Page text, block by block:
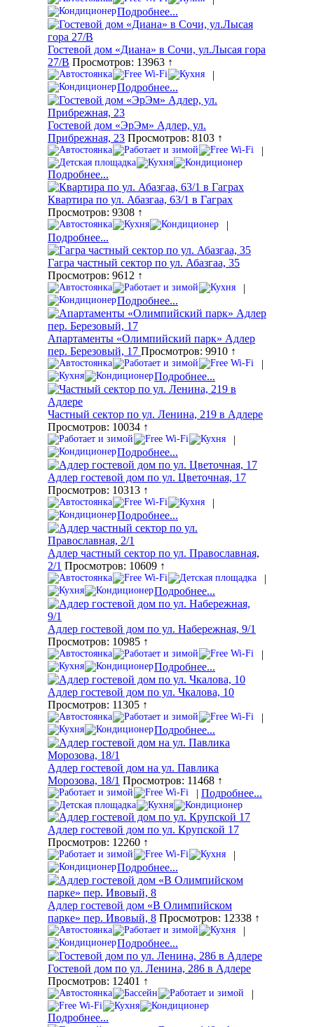
Подробнее...
Гостевой дом «Диана» в Сочи, ул.Лысая гора
27/В Просмотров: 13963 ↑
|
Подробнее...
Гостевой дом «ЭрЭм» Адлер, ул.
Прибрежная, 23 Просмотров: 8103 ↑
|
Подробнее...
Квартира по ул. Абазгаа, 63/1 в Гаграх
Просмотров: 9308 ↑
|
Подробнее...
Гагра частный сектор по ул. Абазгаа, 35
Просмотров: 9612 ↑
|
Подробнее...
Апартаменты «Олимпийский парк» Адлер
пер. Березовый, 17 Просмотров: 9910 ↑
|
Подробнее...
Частный сектор по ул. Ленина, 219 в Адлере
Просмотров: 10034 ↑
|
Подробнее...
Адлер гостевой дом по ул. Цветочная, 17
Просмотров: 10313 ↑
|
Подробнее...
Адлер частный сектор по ул. Православная,
2/1 Просмотров: 10609 ↑
|
Подробнее...
Адлер гостевой дом по ул. Набережная, 9/1
Просмотров: 10985 ↑
|
Подробнее...
Адлер гостевой дом по ул. Чкалова, 10
Просмотров: 11305 ↑
|
Подробнее...
Адлер гостевой дом на ул. Павлика
Морозова, 18/1 Просмотров: 11468 ↑
| Подробнее...
Адлер гостевой дом по ул. Крупской 17
Просмотров: 12260 ↑
|
Подробнее...
Адлер гостевой дом «В Олимпийском
парке» пер. Ивовый, 8 Просмотров: 12338 ↑
|
Подробнее...
Гостевой дом по ул. Ленина, 286 в Адлере
Просмотров: 12401 ↑
|
Подробнее...